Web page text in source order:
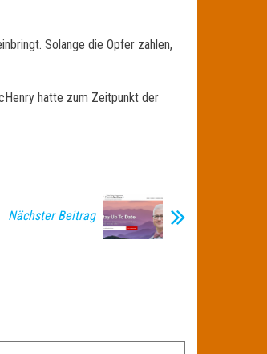
Solange die Opfer zahlen,
hatte zum Zeitpunkt der
Nächster Beitrag